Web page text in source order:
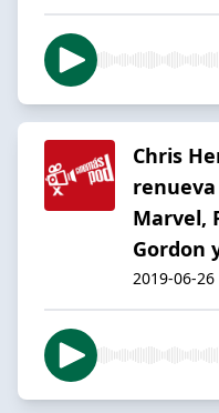
Chris
Marvel,
Gordon
2019-06-26